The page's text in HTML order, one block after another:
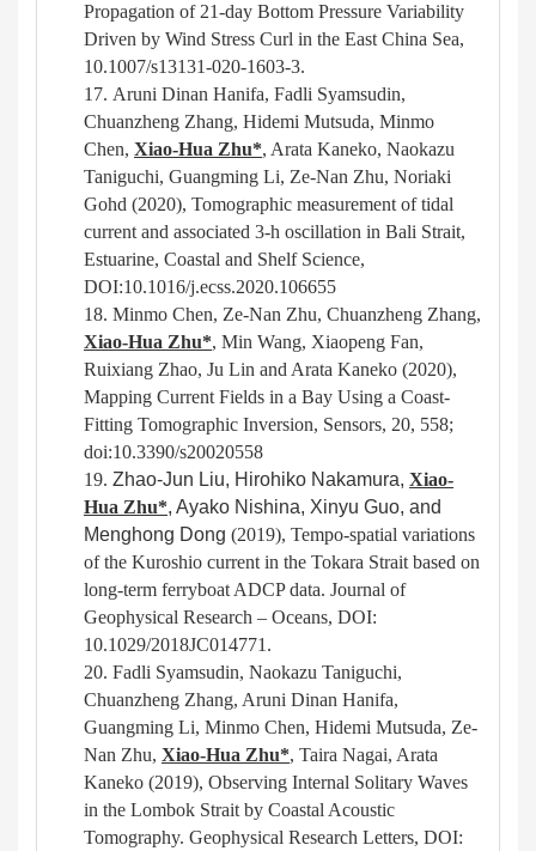
Propagation of 21-day Bottom Pressure Variability
Driven by Wind Stress Curl in the East China Sea,
10.1007/s13131-020-1603-3.
17. Aruni Dinan Hanifa, Fadli Syamsudin,
Chuanzheng Zhang, Hidemi Mutsuda, Minmo
Chen, Xiao-Hua Zhu*, Arata Kaneko, Naokazu
Taniguchi, Guangming Li, Ze-Nan Zhu, Noriaki
Gohd (2020), Tomographic measurement of tidal
current and associated 3-h oscillation in Bali Strait,
Estuarine, Coastal and Shelf Science,
DOI:10.1016/j.ecss.2020.106655
18. Minmo Chen, Ze-Nan Zhu, Chuanzheng Zhang,
Xiao-Hua Zhu*, Min Wang, Xiaopeng Fan,
Ruixiang Zhao, Ju Lin and Arata Kaneko (2020),
Mapping Current Fields in a Bay Using a Coast-
Fitting Tomographic Inversion, Sensors, 20, 558;
doi:10.3390/s20020558
19. Zhao-Jun Liu, Hirohiko Nakamura, Xiao-
Hua Zhu*, Ayako Nishina, Xinyu Guo, and
Menghong Dong (2019), Tempo-spatial variations
of the Kuroshio current in the Tokara Strait based on
long-term ferryboat ADCP data. Journal of
Geophysical Research – Oceans, DOI:
10.1029/2018JC014771.
20. Fadli Syamsudin, Naokazu Taniguchi,
Chuanzheng Zhang, Aruni Dinan Hanifa,
Guangming Li, Minmo Chen, Hidemi Mutsuda, Ze-
Nan Zhu, Xiao-Hua Zhu*, Taira Nagai, Arata
Kaneko (2019), Observing Internal Solitary Waves
in the Lombok Strait by Coastal Acoustic
Tomography. Geophysical Research Letters, DOI: